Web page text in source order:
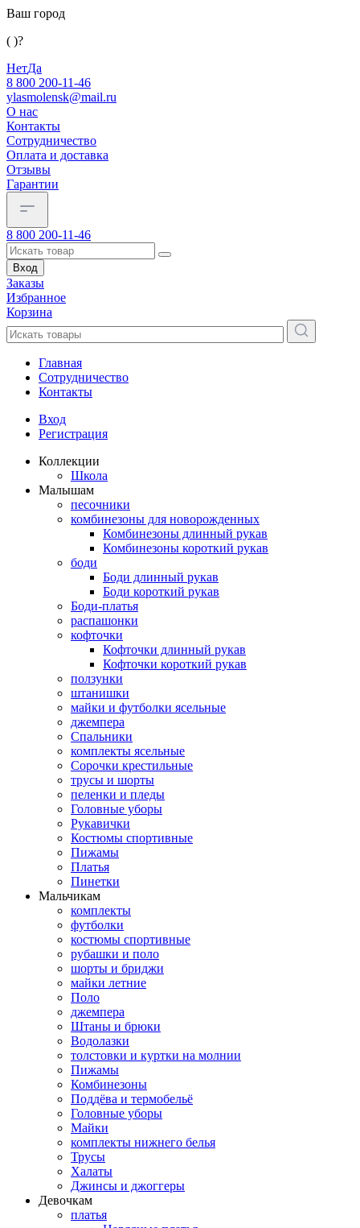
Ваш город
( )?
НетДа
8 800 200-11-46
ylasmolensk@mail.ru
О нас
Контакты
Сотрудничество
Оплата и доставка
Отзывы
Гарантии
8 800 200-11-46
Вход
Заказы
Избранное
Корзина
Главная
Сотрудничество
Контакты
Вход
Регистрация
Коллекции
Школа
Малышам
песочники
комбинезоны для новорожденных
Комбинезоны длинный рукав
Комбинезоны короткий рукав
боди
Боди длинный рукав
Боди короткий рукав
Боди-платья
распашонки
кофточки
Кофточки длинный рукав
Кофточки короткий рукав
ползунки
штанишки
майки и футболки ясельные
джемпера
Спальники
комплекты ясельные
Сорочки крестильные
трусы и шорты
пеленки и пледы
Головные уборы
Рукавички
Костюмы спортивные
Пижамы
Платья
Пинетки
Мальчикам
комплекты
футболки
костюмы спортивные
рубашки и поло
шорты и бриджи
майки летние
Поло
джемпера
Штаны и брюки
Водолазки
толстовки и куртки на молнии
Пижамы
Комбинезоны
Поддёва и термобельё
Головные уборы
Майки
комплекты нижнего белья
Трусы
Халаты
Джинсы и джоггеры
Девочкам
платья